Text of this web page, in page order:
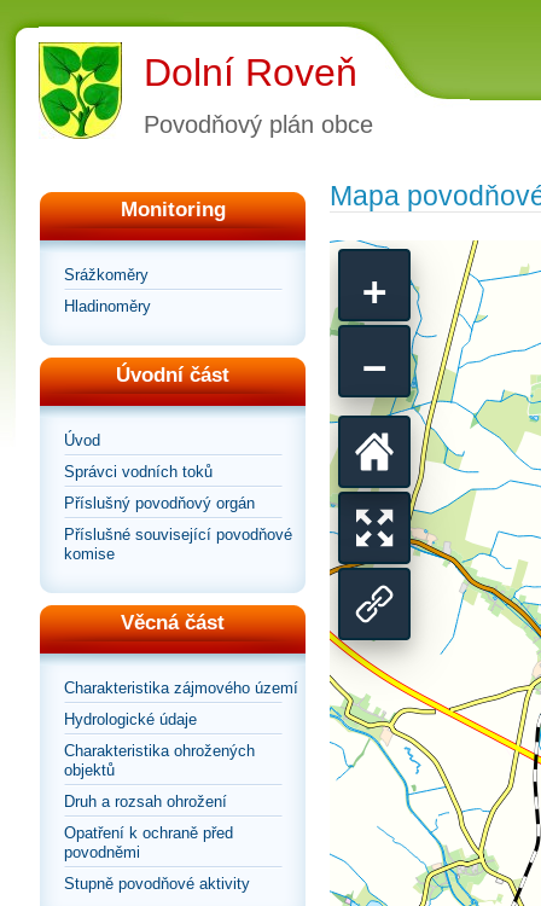
Dolní Roveň
Povodňový plán obce
Monitoring
Srážkoměry
Hladinoměry
Úvodní část
Úvod
Správci vodních toků
Příslušný povodňový orgán
Příslušné související povodňové
komise
Věcná část
Charakteristika zájmového území
Hydrologické údaje
Charakteristika ohrožených
objektů
Druh a rozsah ohrožení
Opatření k ochraně před
povodněmi
Stupně povodňové aktivity
Mapa
+
−
Přepnout
zobrazení
na
celou
stránku
Vrátit
se
na
výchozí
pohled
Sdílet
odkaz
na
mapu